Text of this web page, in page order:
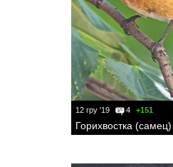
12 гру '19 4 +151
Горихвостка (самец)